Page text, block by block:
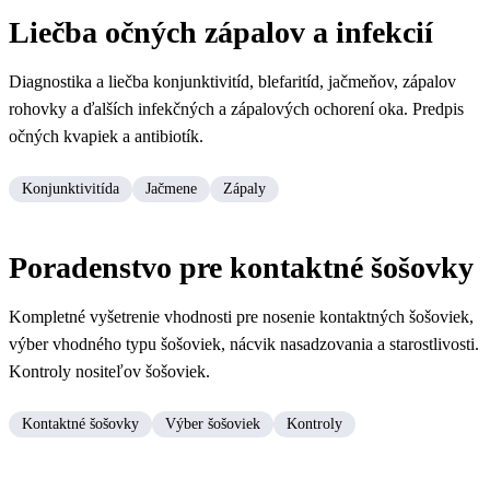
Liečba očných zápalov a infekcií
Diagnostika a liečba konjunktivitíd, blefaritíd, jačmeňov, zápalov
rohovky a ďalších infekčných a zápalových ochorení oka. Predpis
očných kvapiek a antibiotík.
Konjunktivitída Jačmene Zápaly
Poradenstvo pre kontaktné šošovky
Kompletné vyšetrenie vhodnosti pre nosenie kontaktných šošoviek,
výber vhodného typu šošoviek, nácvik nasadzovania a starostlivosti.
Kontroly nositeľov šošoviek.
Kontaktné šošovky Výber šošoviek Kontroly